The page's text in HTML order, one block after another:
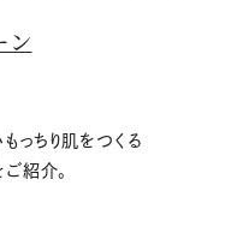
ン
っちり肌をつくる
紹介。